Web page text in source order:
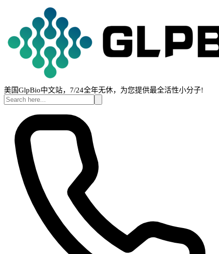
美国GlpBio中文站，7/24全年无休，为您提供最全活性小分子!